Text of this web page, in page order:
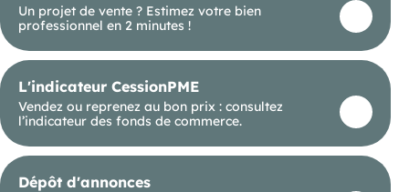
Un projet de vente ? Estimez votre bien
professionnel en 2 minutes !
L'indicateur CessionPME
Vendez ou reprenez au bon prix : consultez
l’indicateur des fonds de commerce.
Dépôt d'annonces